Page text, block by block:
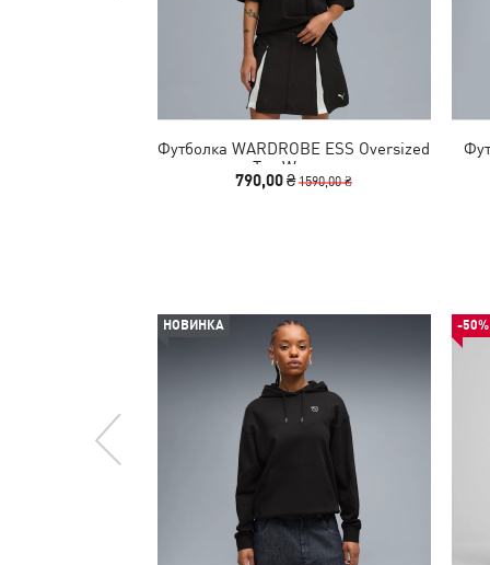
Футболка WARDROBE ESS Oversized
Tee Women
790,00 ₴1590,00 ₴
НОВИНКА -50%